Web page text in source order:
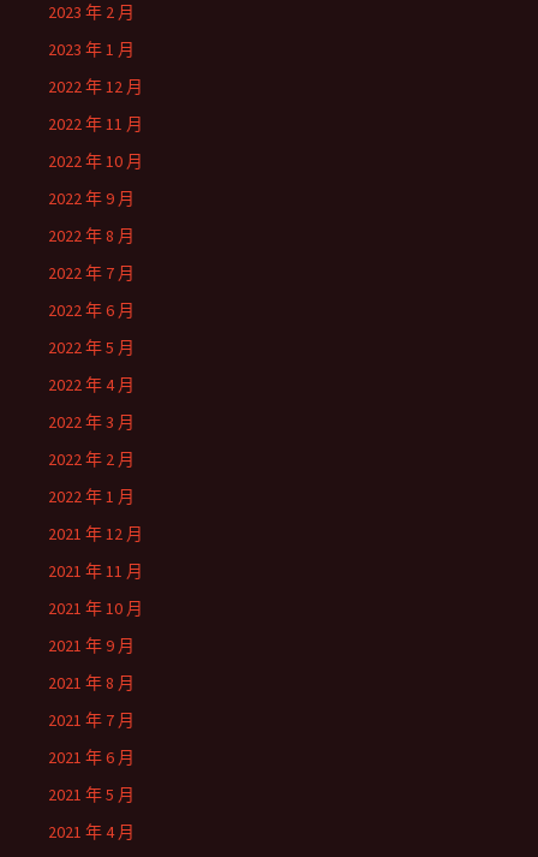
2023 年 2 月
2023 年 1 月
2022 年 12 月
2022 年 11 月
2022 年 10 月
2022 年 9 月
2022 年 8 月
2022 年 7 月
2022 年 6 月
2022 年 5 月
2022 年 4 月
2022 年 3 月
2022 年 2 月
2022 年 1 月
2021 年 12 月
2021 年 11 月
2021 年 10 月
2021 年 9 月
2021 年 8 月
2021 年 7 月
2021 年 6 月
2021 年 5 月
2021 年 4 月